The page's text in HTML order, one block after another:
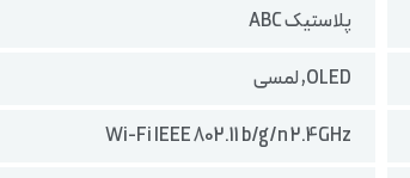
پلاستیک ABC
OLED, لمسی
Wi-Fi IEEE 802.11 b/g/n 2.4GHz